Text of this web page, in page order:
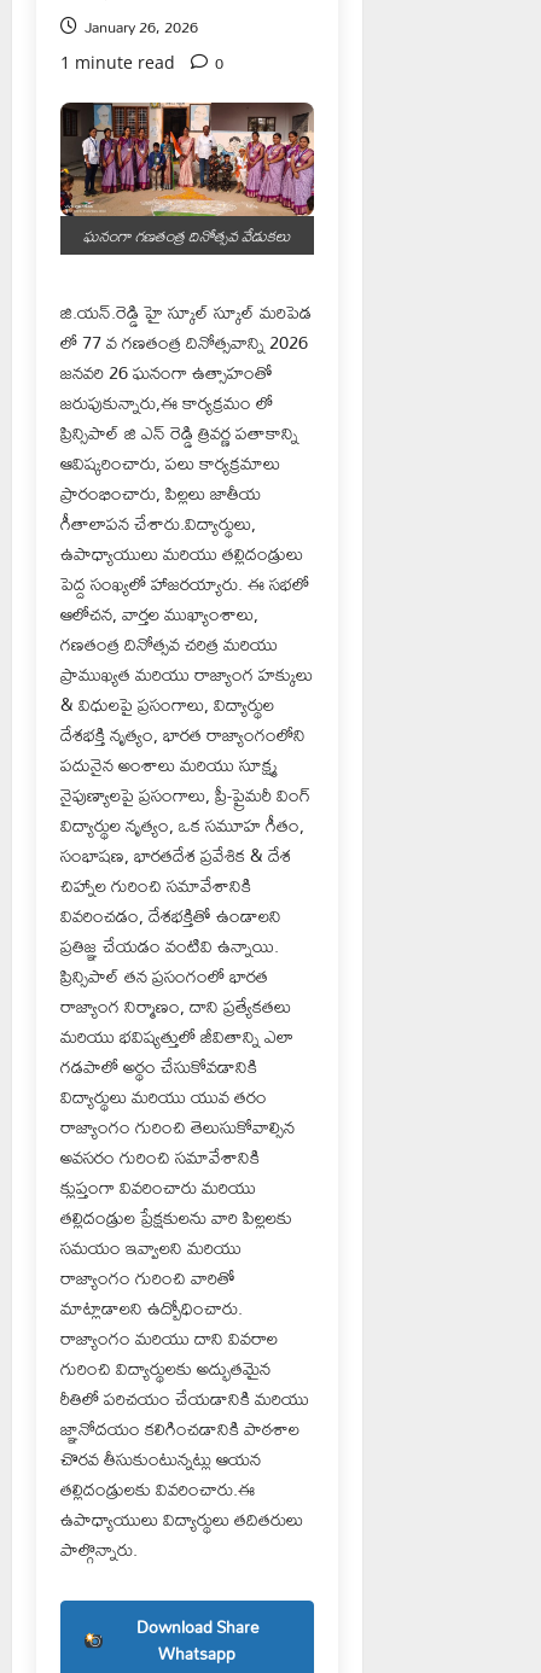
January 26, 2026
1 minute read 0
ఘనంగా గణతంత్ర దినోత్సవ వేడుకలు
జి.యన్.రెడ్డి హై స్కూల్ స్కూల్ మరిపెడ
లో 77 వ గణతంత్ర దినోత్సవాన్ని 2026
జనవరి 26 ఘనంగా ఉత్సాహంతో
జరుపుకున్నారు,ఈ కార్యక్రమం లో
ప్రిన్సిపాల్ జి ఎన్ రెడ్డి త్రివర్ణ పతాకాన్ని
ఆవిష్కరించారు, పలు కార్యక్రమాలు
ప్రారంభించారు, పిల్లలు జాతీయ
గీతాలాపన చేశారు.విద్యార్థులు,
ఉపాధ్యాయులు మరియు తల్లిదండ్రులు
పెద్ద సంఖ్యలో హాజరయ్యారు. ఈ సభలో
ఆలోచన, వార్తల ముఖ్యాంశాలు,
గణతంత్ర దినోత్సవ చరిత్ర మరియు
ప్రాముఖ్యత మరియు రాజ్యాంగ హక్కులు
& విధులపై ప్రసంగాలు, విద్యార్థుల
దేశభక్తి నృత్యం, భారత రాజ్యాంగంలోని
పదునైన అంశాలు మరియు సూక్ష్మ
నైపుణ్యాలపై ప్రసంగాలు, ప్రీ-ప్రైమరీ వింగ్
విద్యార్థుల నృత్యం, ఒక సమూహ గీతం,
సంభాషణ, భారతదేశ ప్రవేశిక & దేశ
చిహ్నాల గురించి సమావేశానికి
వివరించడం, దేశభక్తితో ఉండాలని
ప్రతిజ్ఞ చేయడం వంటివి ఉన్నాయి.
ప్రిన్సిపాల్ తన ప్రసంగంలో భారత
రాజ్యాంగ నిర్మాణం, దాని ప్రత్యేకతలు
మరియు భవిష్యత్తులో జీవితాన్ని ఎలా
గడపాలో అర్థం చేసుకోవడానికి
విద్యార్థులు మరియు యువ తరం
రాజ్యాంగం గురించి తెలుసుకోవాల్సిన
అవసరం గురించి సమావేశానికి
క్లుప్తంగా వివరించారు మరియు
తల్లిదండ్రుల ప్రేక్షకులను వారి పిల్లలకు
సమయం ఇవ్వాలని మరియు
రాజ్యాంగం గురించి వారితో
మాట్లాడాలని ఉద్బోధించారు.
రాజ్యాంగం మరియు దాని వివరాల
గురించి విద్యార్థులకు అద్భుతమైన
రీతిలో పరిచయం చేయడానికి మరియు
జ్ఞానోదయం కలిగించడానికి పాఠశాల
చొరవ తీసుకుంటున్నట్లు ఆయన
తల్లిదండ్రులకు వివరించారు.ఈ
ఉపాధ్యాయులు విద్యార్థులు తదితరులు
పాల్గొన్నారు.
Download Share
Whatsapp